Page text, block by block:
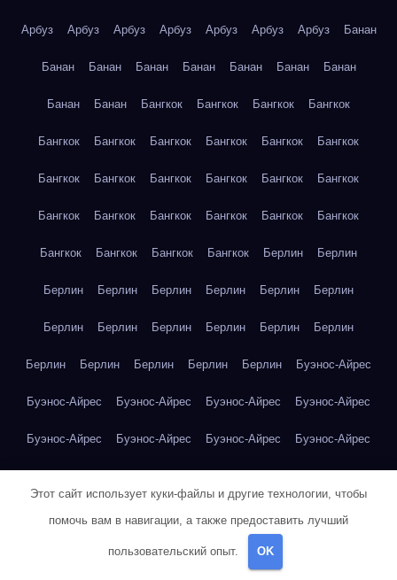
Арбуз Арбуз Арбуз Арбуз Арбуз Арбуз Арбуз Банан
Банан Банан Банан Банан Банан Банан Банан
Банан Банан Бангкок Бангкок Бангкок Бангкок
Бангкок Бангкок Бангкок Бангкок Бангкок Бангкок
Бангкок Бангкок Бангкок Бангкок Бангкок Бангкок
Бангкок Бангкок Бангкок Бангкок Бангкок Бангкок
Бангкок Бангкок Бангкок Бангкок Берлин Берлин
Берлин Берлин Берлин Берлин Берлин Берлин
Берлин Берлин Берлин Берлин Берлин Берлин
Берлин Берлин Берлин Берлин Берлин Буэнос-Айрес
Буэнос-Айрес Буэнос-Айрес Буэнос-Айрес Буэнос-Айрес
Буэнос-Айрес Буэнос-Айрес Буэнос-Айрес Буэнос-Айрес
Буэнос-Айрес
Буэнос-Айрес Виктор Гюго — Отверженные
Этот сайт использует куки-файлы и другие технологии, чтобы
помочь вам в навигации, а также предоставить лучший
пользовательский опыт. OK